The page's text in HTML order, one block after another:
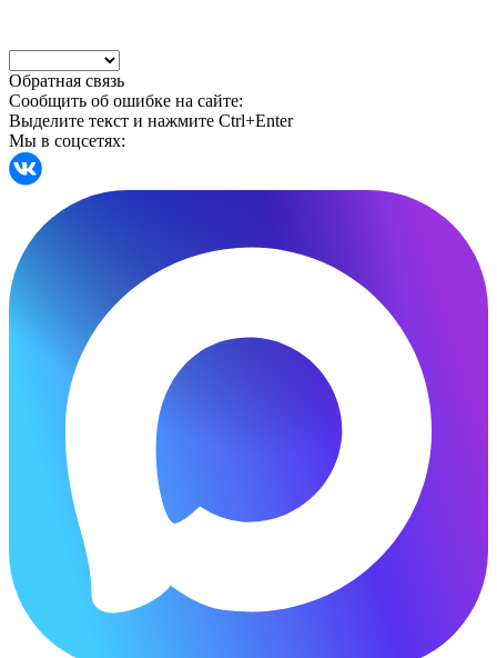
Обратная связь
Сообщить об ошибке на сайте:
Выделите текст и нажмите Ctrl+Enter
Мы в соцсетях: